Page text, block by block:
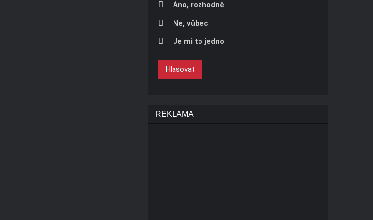
Áno, rozhodně
Ne, vůbec
Je mi to jedno
Hlasovat
REKLAMA